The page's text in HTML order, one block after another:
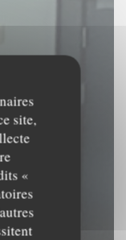
site,
«